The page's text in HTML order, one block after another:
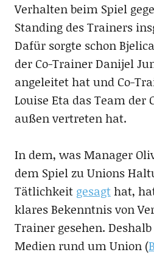
Verhalten beim Spiel
Standing des Trainers
Dafür sorgte schon
der Co-Trainer Danijel
angeleitet hat und Co-
Louise Eta das Team der
außen vertreten hat.
In dem, was Manager
dem Spiel zu Unions
Tätlichkeit gesagthat,
klares Bekenntnis von
Trainer gesehen.
Medien rund um Union (